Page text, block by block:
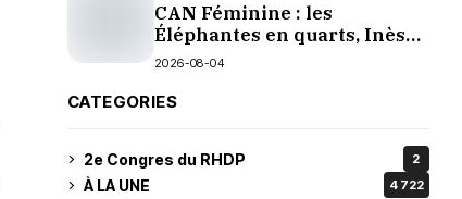
CAN Féminine : les
Éléphantes en quarts, Inès
Konan encore décisive
2026-08-04
CATEGORIES
2e Congres du RHDP 2
À LA UNE 4 722